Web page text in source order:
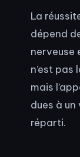
La
dépend
nerveuse
n’est pas
mais
dues à un
réparti.